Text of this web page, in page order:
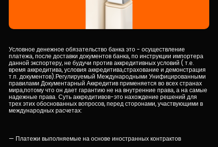
Связь с банком
F.A.Q
Условное денежное обязательство банка это - осуществление
платежа, после доставки документов банка, по инструкции импортера
данной экспортеру, не будучи против аккредитивных условий ( т.е.
время аккредитива, условия аккредитива,страхование и демонстрация
т.п. документов).Регулируемый Международными Унифицированными
правилами Документарный Аккредитив применяется во всех странах
мира,потому что он дает гарантию не на внутренние права, а на самые
надежные права. Суть аккредитивов-это нахождение решений для
трех этих обоснованных вопросов, перед сторонами, участвующими в
международных расчетах:
— Платежи выполняемые на основе иностранных контрактов